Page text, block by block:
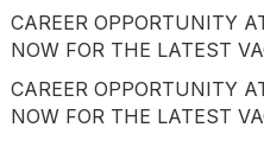
CAREER OPPORTUNITY
NOW FOR THE LATEST
CAREER OPPORTUNITY
NOW FOR THE LATEST